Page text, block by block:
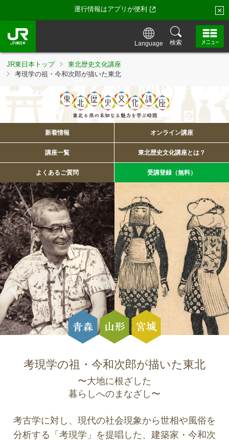
運行情報はアプリが便利 ×
Language 検索
JR東日本トップ
東北歴史文化講座
考現学の祖・今和次郎が描いた東北
新着情報 オンライン講座
講座一覧 東北歴史文化講座とは？
よくあるご質問 受講登録（無料）
考現学の祖・今和次郎が描いた東北
〜大地に根ざした
暮らしへのまなざし〜
考古学に対し、現代の社会現象から世相や風俗を
分析する「考現学」を提唱した、建築家・今和次